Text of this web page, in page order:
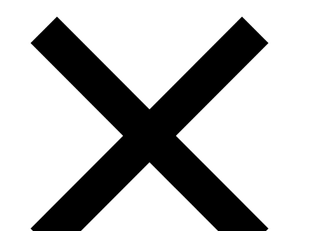
estables, leales y
defensores de tu
marca, debe ser la
principal aspiración de
cualquier actividad
empresarial, con
vocación de futuro